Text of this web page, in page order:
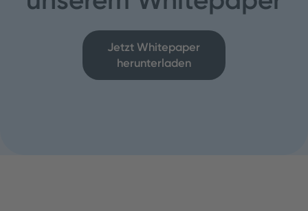
Jetzt Whitepaper
herunterladen